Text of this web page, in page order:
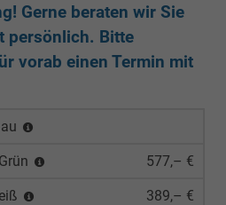
Gerne beraten wir Sie
persönlich. Bitte
vorab einen Termin mit
577,– €
389,– €